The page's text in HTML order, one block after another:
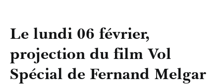
Le lundi 06 février,
projection du film Vol
Spécial de Fernand Melgar